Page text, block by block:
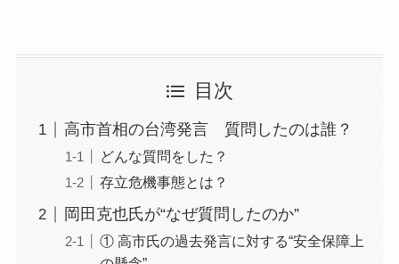
目次
高市首相の台湾発言 質問したのは誰？
どんな質問をした？
存立危機事態とは？
岡田克也氏が“なぜ質問したのか”
① 高市氏の過去発言に対する“安全保障上